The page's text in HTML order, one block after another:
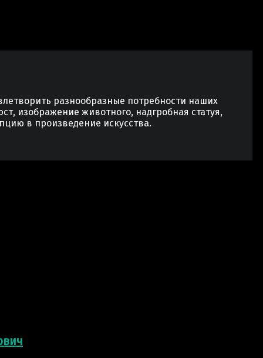
разнообразные потребности наших
изображение животного, надгробная статуя,
в произведение искусства.